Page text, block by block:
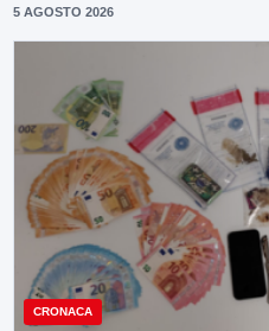
5 AGOSTO 2026
CRONACA